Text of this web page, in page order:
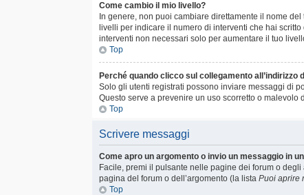
Come cambio il mio livello?
In genere, non puoi cambiare direttamente il nome
livelli per indicare il numero di interventi che hai
interventi non necessari solo per aumentare il tuo
Top
Perché quando clicco sul collegamento
Solo gli utenti registrati possono inviare messaggi di
Questo serve a prevenire un uso scorretto o
Top
Scrivere messaggi
Come apro un argomento o invio un messaggio in
Facile, premi il pulsante nelle pagine dei forum o
pagina del forum o dell’argomento (la listaPuoi aprire
Top